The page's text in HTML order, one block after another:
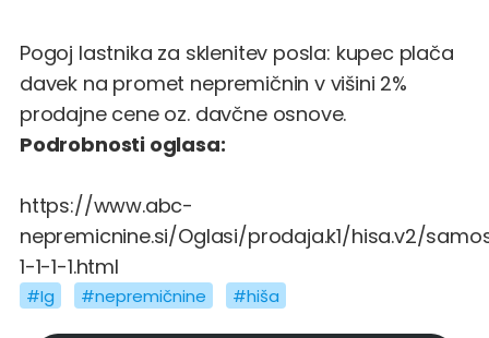
Pogoj lastnika za sklenitev posla: kupec plača
davek na promet nepremičnin v višini 2%
prodajne cene oz. davčne osnove.
Podrobnosti oglasa:
https://www.abc-
nepremicnine.si/Oglasi/prodaja.k1/hisa.v2/
1-1-1-1.html
#Ig #nepremičnine #hiša